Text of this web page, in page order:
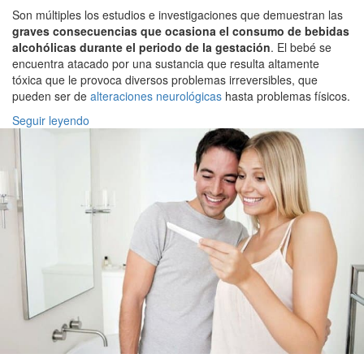
Son múltiples los estudios e investigaciones que demuestran las
graves consecuencias que ocasiona el consumo de bebidas
alcohólicas durante el periodo de la gestación. El bebé se
encuentra atacado por una sustancia que resulta altamente
tóxica que le provoca diversos problemas irreversibles, que
pueden ser de alteraciones neurológicas hasta problemas físicos.
Seguir leyendo